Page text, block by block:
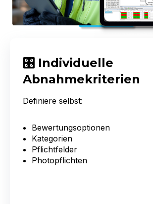
🎛 Individuelle
Abnahmekriterien
Definiere selbst:
Bewertungsoptionen
Kategorien
Pflichtfelder
Photopflichten